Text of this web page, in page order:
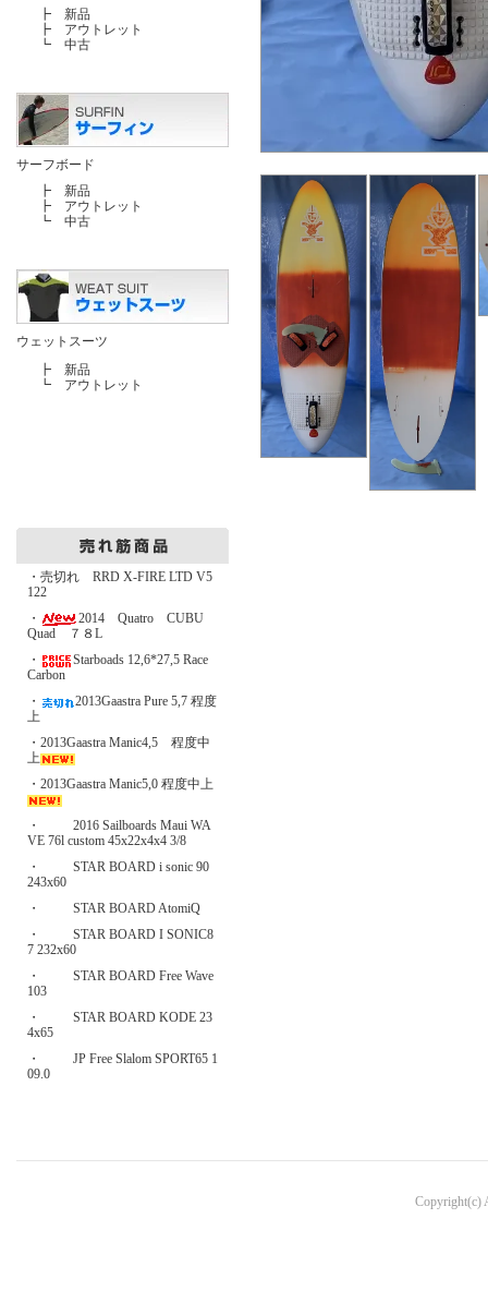
┣ 新品
┣ アウトレット
┗ 中古
サーフボード
┣ 新品
┣ アウトレット
┗ 中古
ウェットスーツ
┣ 新品
┗ アウトレット
・売切れ RRD X-FIRE LTD V5
122
・
2014 Quatro CUBU
Quad ７８L
・
Starboads 12,6*27,5 Race
Carbon
・
2013Gaastra Pure 5,7 程度
上
・2013Gaastra Manic4,5 程度中
上
・2013Gaastra Manic5,0 程度中上
・
2016 Sailboards Maui WA
VE 76l custom 45x22x4x4 3/8
・
STAR BOARD i sonic 90
243x60
・
STAR BOARD AtomiQ
・
STAR BOARD I SONIC8
7 232x60
・
STAR BOARD Free Wave
103
・
STAR BOARD KODE 23
4x65
・
JP Free Slalom SPORT65 1
09.0
Copyright(c)